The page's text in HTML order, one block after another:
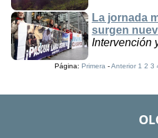
La jornada
surgen
Intervención
Página:Primera -Anterior 1 2 3